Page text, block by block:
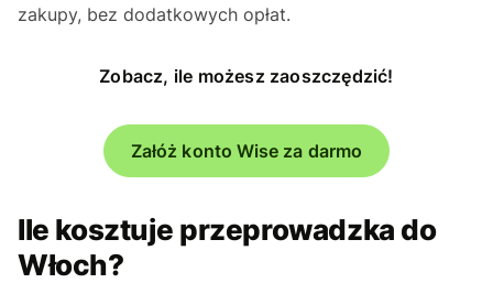
zakupy, bez dodatkowych opłat.
Zobacz, ile możesz zaoszczędzić!
Załóż konto Wise za darmo
Ile kosztuje przeprowadzka do
Włoch?